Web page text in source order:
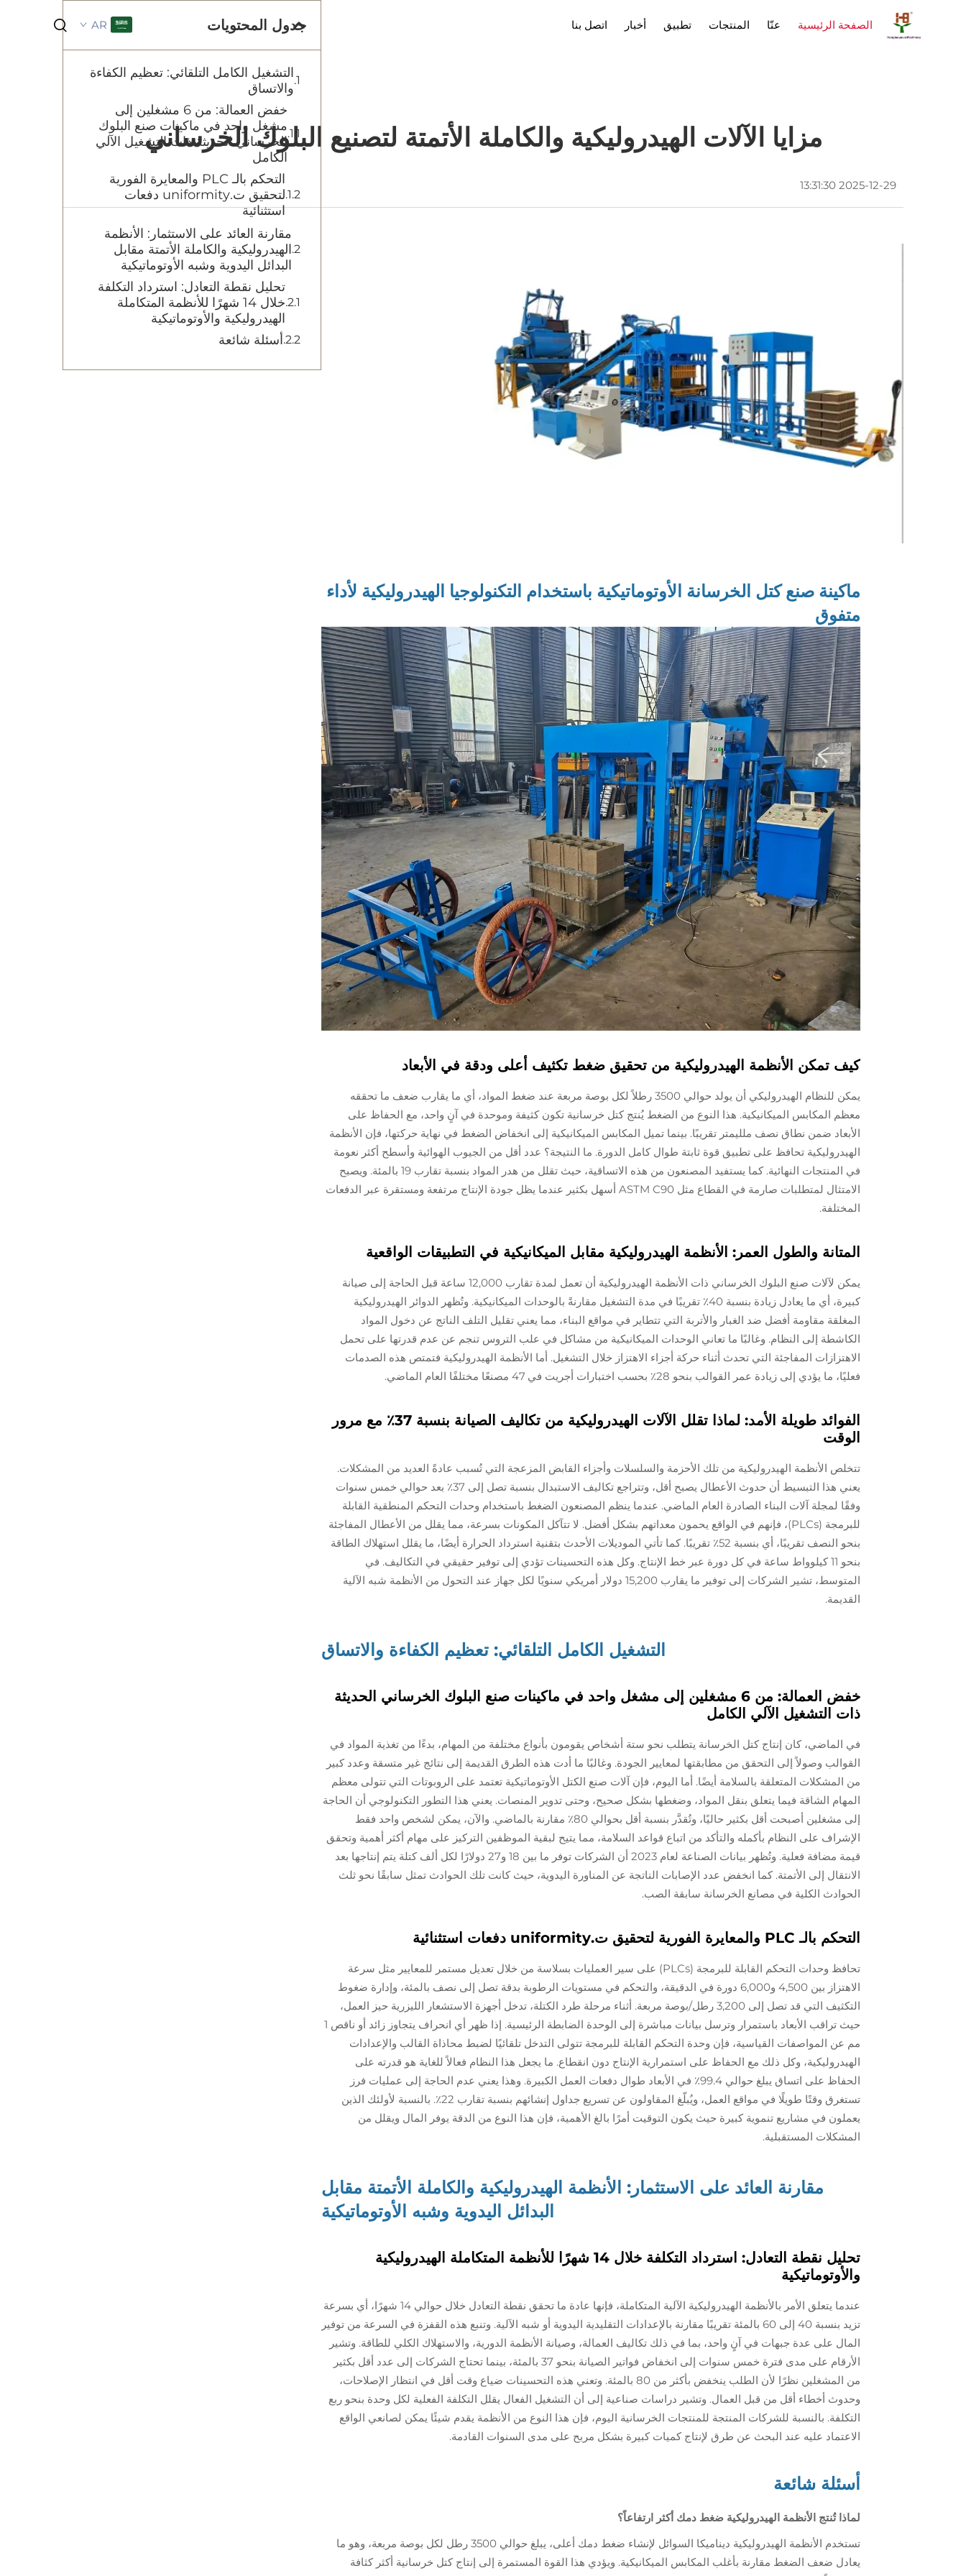
الصفحة الرئيسية عنّا المنتجات تطبيق أخبار اتصل بنا AR
مزايا الآلات الهيدروليكية والكاملة الأتمتة لتصنيع البلوك الخرساني
2025-12-29 13:31:30
ماكينة صنع كتل الخرسانة الأوتوماتيكية باستخدام التكنولوجيا الهيدروليكية لأداء
متفوق
كيف تمكن الأنظمة الهيدروليكية من تحقيق ضغط تكثيف أعلى ودقة في الأبعاد
يمكن للنظام الهيدروليكي أن يولد حوالي 3500 رطلاً لكل بوصة مربعة عند ضغط المواد، أي ما يقارب ضعف ما تحققه
معظم المكابس الميكانيكية. هذا النوع من الضغط يُنتج كتل خرسانية تكون كثيفة وموحدة في آنٍ واحد، مع الحفاظ على
الأبعاد ضمن نطاق نصف ملليمتر تقريبًا. بينما تميل المكابس الميكانيكية إلى انخفاض الضغط في نهاية حركتها، فإن الأنظمة
الهيدروليكية تحافظ على تطبيق قوة ثابتة طوال كامل الدورة. ما النتيجة؟ عدد أقل من الجيوب الهوائية وأسطح أكثر نعومة
في المنتجات النهائية. كما يستفيد المصنعون من هذه الاتساقية، حيث تقلل من هدر المواد بنسبة تقارب 19 بالمئة. ويصبح
الامتثال لمتطلبات صارمة في القطاع مثل ASTM C90 أسهل بكثير عندما يظل جودة الإنتاج مرتفعة ومستقرة عبر الدفعات
المختلفة.
المتانة والطول العمر: الأنظمة الهيدروليكية مقابل الميكانيكية في التطبيقات الواقعية
يمكن لآلات صنع البلوك الخرساني ذات الأنظمة الهيدروليكية أن تعمل لمدة تقارب 12,000 ساعة قبل الحاجة إلى صيانة
كبيرة، أي ما يعادل زيادة بنسبة 40٪ تقريبًا في مدة التشغيل مقارنةً بالوحدات الميكانيكية. وتُظهر الدوائر الهيدروليكية
المغلقة مقاومة أفضل ضد الغبار والأتربة التي تتطاير في مواقع البناء، مما يعني تقليل التلف الناتج عن دخول المواد
الكاشطة إلى النظام. وغالبًا ما تعاني الوحدات الميكانيكية من مشاكل في علب التروس تنجم عن عدم قدرتها على تحمل
الاهتزازات المفاجئة التي تحدث أثناء حركة أجزاء الاهتزاز خلال التشغيل. أما الأنظمة الهيدروليكية فتمتص هذه الصدمات
فعليًا، ما يؤدي إلى زيادة عمر القوالب بنحو 28٪ بحسب اختبارات أجريت في 47 مصنعًا مختلفًا العام الماضي.
الفوائد طويلة الأمد: لماذا تقلل الآلات الهيدروليكية من تكاليف الصيانة بنسبة 37٪ مع مرور
الوقت
تتخلص الأنظمة الهيدروليكية من تلك الأحزمة والسلسلات وأجزاء القابض المزعجة التي تُسبب عادةً العديد من المشكلات.
يعني هذا التبسيط أن حدوث الأعطال يصبح أقل، وتتراجع تكاليف الاستبدال بنسبة تصل إلى 37٪ بعد حوالي خمس سنوات
وفقًا لمجلة آلات البناء الصادرة العام الماضي. عندما ينظم المصنعون الضغط باستخدام وحدات التحكم المنطقية القابلة
للبرمجة (PLCs)، فإنهم في الواقع يحمون معداتهم بشكل أفضل. لا تتآكل المكونات بسرعة، مما يقلل من الأعطال المفاجئة
بنحو النصف تقريبًا، أي بنسبة 52٪ تقريبًا. كما تأتي الموديلات الأحدث بتقنية استرداد الحرارة أيضًا، ما يقلل استهلاك الطاقة
بنحو 11 كيلوواط ساعة في كل دورة عبر خط الإنتاج. وكل هذه التحسينات تؤدي إلى توفير حقيقي في التكاليف. في
المتوسط، تشير الشركات إلى توفير ما يقارب 15,200 دولار أمريكي سنويًا لكل جهاز عند التحول من الأنظمة شبه الآلية
القديمة.
التشغيل الكامل التلقائي: تعظيم الكفاءة والاتساق
خفض العمالة: من 6 مشغلين إلى مشغل واحد في ماكينات صنع البلوك الخرساني الحديثة
ذات التشغيل الآلي الكامل
في الماضي، كان إنتاج كتل الخرسانة يتطلب نحو ستة أشخاص يقومون بأنواع مختلفة من المهام، بدءًا من تغذية المواد في
القوالب وصولاً إلى التحقق من مطابقتها لمعايير الجودة. وغالبًا ما أدت هذه الطرق القديمة إلى نتائج غير متسقة وعدد كبير
من المشكلات المتعلقة بالسلامة أيضًا. أما اليوم، فإن آلات صنع الكتل الأوتوماتيكية تعتمد على الروبوتات التي تتولى معظم
المهام الشاقة فيما يتعلق بنقل المواد، وضغطها بشكل صحيح، وحتى تدوير المنصات. يعني هذا التطور التكنولوجي أن الحاجة
إلى مشغلين أصبحت أقل بكثير حاليًا، وتُقدَّر بنسبة أقل بحوالي 80٪ مقارنة بالماضي. والآن، يمكن لشخص واحد فقط
الإشراف على النظام بأكمله والتأكد من اتباع قواعد السلامة، مما يتيح لبقية الموظفين التركيز على مهام أكثر أهمية وتحقق
قيمة مضافة فعلية. وتُظهر بيانات الصناعة لعام 2023 أن الشركات توفر ما بين 18 و27 دولارًا لكل ألف كتلة يتم إنتاجها بعد
الانتقال إلى الأتمتة. كما انخفض عدد الإصابات الناتجة عن المناورة اليدوية، حيث كانت تلك الحوادث تمثل سابقًا نحو ثلث
الحوادث الكلية في مصانع الخرسانة سابقة الصب.
التحكم بالـ PLC والمعايرة الفورية لتحقيق ت.uniformity دفعات استثنائية
تحافظ وحدات التحكم القابلة للبرمجة (PLCs) على سير العمليات بسلاسة من خلال تعديل مستمر للمعايير مثل سرعة
الاهتزاز بين 4,500 و6,000 دورة في الدقيقة، والتحكم في مستويات الرطوبة بدقة تصل إلى نصف بالمئة، وإدارة ضغوط
التكثيف التي قد تصل إلى 3,200 رطل/بوصة مربعة. أثناء مرحلة طرد الكتلة، تدخل أجهزة الاستشعار الليزرية حيز العمل،
حيث تراقب الأبعاد باستمرار وترسل بيانات مباشرة إلى الوحدة الضابطة الرئيسية. إذا ظهر أي انحراف يتجاوز زائد أو ناقص 1
مم عن المواصفات القياسية، فإن وحدة التحكم القابلة للبرمجة تتولى التدخل تلقائيًا لضبط محاذاة القالب والإعدادات
الهيدروليكية، وكل ذلك مع الحفاظ على استمرارية الإنتاج دون انقطاع. ما يجعل هذا النظام فعالاً للغاية هو قدرته على
الحفاظ على اتساق يبلغ حوالي 99.4٪ في الأبعاد طوال دفعات العمل الكبيرة. وهذا يعني عدم الحاجة إلى عمليات فرز
تستغرق وقتًا طويلًا في مواقع العمل، ويُبلّغ المقاولون عن تسريع جداول إنشائهم بنسبة تقارب 22٪. بالنسبة لأولئك الذين
يعملون في مشاريع تنموية كبيرة حيث يكون التوقيت أمرًا بالغ الأهمية، فإن هذا النوع من الدقة يوفر المال ويقلل من
المشكلات المستقبلية.
مقارنة العائد على الاستثمار: الأنظمة الهيدروليكية والكاملة الأتمتة مقابل
البدائل اليدوية وشبه الأوتوماتيكية
تحليل نقطة التعادل: استرداد التكلفة خلال 14 شهرًا للأنظمة المتكاملة الهيدروليكية
والأوتوماتيكية
عندما يتعلق الأمر بالأنظمة الهيدروليكية الآلية المتكاملة، فإنها عادة ما تحقق نقطة التعادل خلال حوالي 14 شهرًا، أي بسرعة
تزيد بنسبة 40 إلى 60 بالمئة تقريبًا مقارنة بالإعدادات التقليدية اليدوية أو شبه الآلية. وتنبع هذه القفزة في السرعة من توفير
المال على عدة جبهات في آنٍ واحد، بما في ذلك تكاليف العمالة، وصيانة الأنظمة الدورية، والاستهلاك الكلي للطاقة. وتشير
الأرقام على مدى فترة خمس سنوات إلى انخفاض فواتير الصيانة بنحو 37 بالمئة، بينما تحتاج الشركات إلى عدد أقل بكثير
من المشغلين نظرًا لأن الطلب ينخفض بأكثر من 80 بالمئة. وتعني هذه التحسينات ضياع وقت أقل في انتظار الإصلاحات،
وحدوث أخطاء أقل من قبل العمال. وتشير دراسات صناعية إلى أن التشغيل الفعال يقلل التكلفة الفعلية لكل وحدة بنحو ربع
التكلفة. بالنسبة للشركات المنتجة للمنتجات الخرسانية اليوم، فإن هذا النوع من الأنظمة يقدم شيئًا يمكن لصانعي الواقع
الاعتماد عليه عند البحث عن طرق لإنتاج كميات كبيرة بشكل مربح على مدى السنوات القادمة.
أسئلة شائعة
لماذا تُنتج الأنظمة الهيدروليكية ضغط دمك أكثر ارتفاعاً؟
تستخدم الأنظمة الهيدروليكية ديناميكا السوائل لإنشاء ضغط دمك أعلى، يبلغ حوالي 3500 رطل لكل بوصة مربعة، وهو ما
يعادل ضعف الضغط مقارنة بأغلب المكابس الميكانيكية. ويؤدي هذا القوة المستمرة إلى إنتاج كتل خرسانية أكثر كثافة
جدول المحتويات
التشغيل الكامل التلقائي: تعظيم الكفاءة
والاتساق
خفض العمالة: من 6 مشغلين إلى
مشغل واحد في ماكينات صنع البلوك
الخرساني الحديثة ذات التشغيل الآلي
الكامل
التحكم بالـ PLC والمعايرة الفورية
لتحقيق ت.uniformity دفعات
استثنائية
مقارنة العائد على الاستثمار: الأنظمة
الهيدروليكية والكاملة الأتمتة مقابل
البدائل اليدوية وشبه الأوتوماتيكية
تحليل نقطة التعادل: استرداد التكلفة
خلال 14 شهرًا للأنظمة المتكاملة
الهيدروليكية والأوتوماتيكية
أسئلة شائعة